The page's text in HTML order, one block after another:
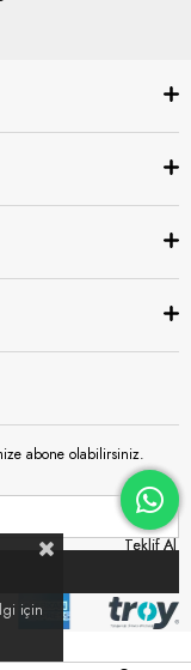
abone olabilirsiniz.
için